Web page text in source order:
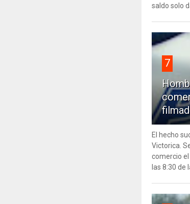
saldo solo
7
El hecho
Victorica.
comercio
las 8:30 de